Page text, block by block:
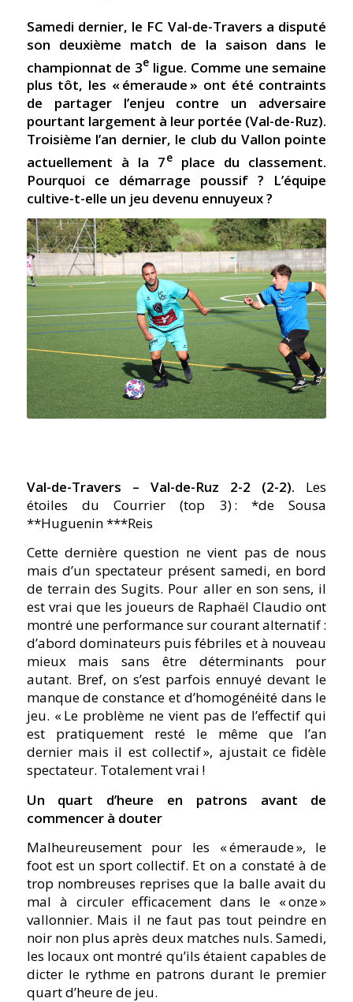
Samedi dernier, le FC Val-de-Travers a disputé
son deuxième match de la saison dans le
championnat de 3e ligue. Comme une semaine
plus tôt, les « émeraude » ont été contraints
de partager l’enjeu contre un adversaire
pourtant largement à leur portée (Val-de-Ruz).
Troisième l’an dernier, le club du Vallon pointe
actuellement à la 7eplace du classement.
Pourquoi ce démarrage poussif ? L’équipe
cultive-t-elle un jeu devenu ennuyeux?
Val-de-Travers – Val-de-Ruz 2-2 (2-2). Les
étoiles du Courrier (top 3) : *de Sousa
**Huguenin ***Reis
Cette dernière question ne vient pas de nous
mais d’un spectateur présent samedi, en bord
de terrain des Sugits. Pour aller en son sens, il
est vrai que les joueurs de Raphaël Claudio ont
montré une performance sur courant alternatif :
d’abord dominateurs puis fébriles et à nouveau
mieux mais sans être déterminants pour
autant. Bref, on s’est parfois ennuyé devant le
manque de constance et d’homogénéité dans le
jeu. « Le problème ne vient pas de l’effectif qui
est pratiquement resté le même que l’an
dernier mais il est collectif », ajustait ce fidèle
spectateur. Totalement vrai !
Un quart d’heure en patrons avant de
commencer à douter
Malheureusement pour les « émeraude », le
foot est un sport collectif. Et on a constaté à de
trop nombreuses reprises que la balle avait du
mal à circuler efficacement dans le « onze »
vallonnier. Mais il ne faut pas tout peindre en
noir non plus après deux matches nuls. Samedi,
les locaux ont montré qu’ils étaient capables de
dicter le rythme en patrons durant le premier
quart d’heure de jeu.